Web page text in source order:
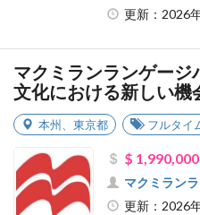
更新：2026
マクミランランゲー
文化における新しい機
本州、 東京都 フルタイ
$ 1,990,000
マクミラン
更新：2026